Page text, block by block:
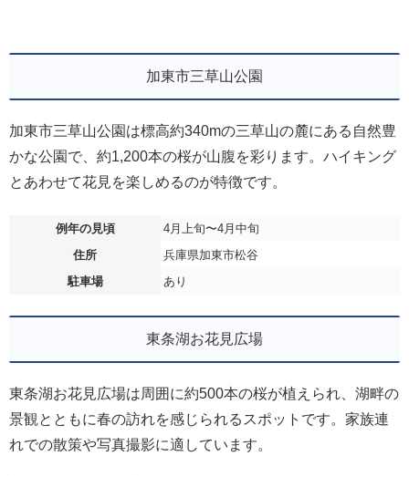
加東市三草山公園
加東市三草山公園は標高約340mの三草山の麓にある自然豊
かな公園で、約1,200本の桜が山腹を彩ります。ハイキング
とあわせて花見を楽しめるのが特徴です。
例年の見頃
4月上旬〜4月中旬
住所
兵庫県加東市松谷
駐車場
あり
東条湖お花見広場
東条湖お花見広場は周囲に約500本の桜が植えられ、湖畔の
景観とともに春の訪れを感じられるスポットです。家族連
れでの散策や写真撮影に適しています。